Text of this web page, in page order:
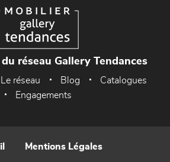
réseau Gallery Tendances
Le réseau Blog
Catalogues
Engagements
Mentions Légales